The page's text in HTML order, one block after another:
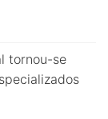
tornou-se